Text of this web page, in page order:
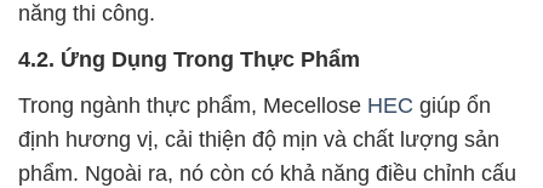
năng thi công.
4.2. Ứng Dụng Trong Thực Phẩm
Trong ngành thực phẩm, Mecellose HEC giúp ổn
định hương vị, cải thiện độ mịn và chất lượng sản
phẩm. Ngoài ra, nó còn có khả năng điều chỉnh cấu